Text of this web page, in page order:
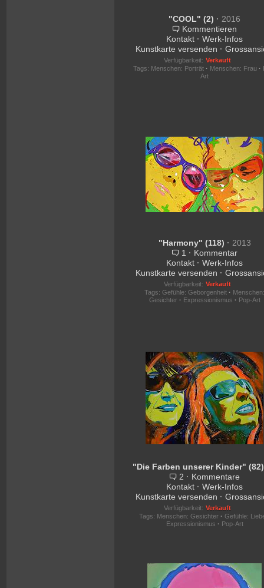
"COOL" (2) · 2016
Kommentieren
Kontakt · Werk-Infos
Kunstkarte versenden ·
Verfügbarkeit: Verkauft
Tags: Menschen: Porträt · Menschen: Frau ·
Art
"Harmony" (118) · 2013
1 · Kommentar
Kontakt · Werk-Infos
Kunstkarte versenden ·
Verfügbarkeit: Verkauft
Tags:Gefühle: Geborgenheit ·
Gesichter · Expressionismus · Pop-Art
2 · Kommentare
Kontakt · Werk-Infos
Kunstkarte versenden ·
Verfügbarkeit: Verkauft
Tags: Menschen: Gesichter · Gefühle:
Expressionismus · Pop-Art